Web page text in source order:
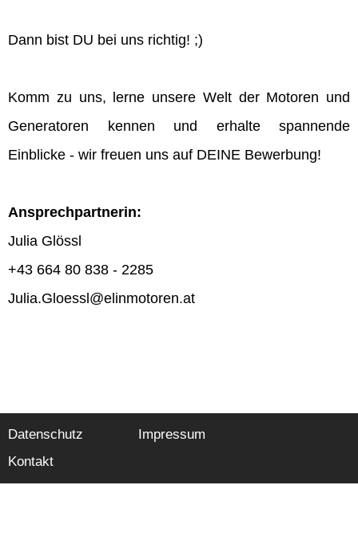
Dann bist DU bei uns richtig! ;)
Komm zu uns, lerne unsere Welt der Motoren und
Generatoren kennen und erhalte spannende
Einblicke - wir freuen uns auf DEINE Bewerbung!
Ansprechpartnerin:
Julia Glössl
+43 664 80 838 - 2285
Julia.Gloessl@elinmotoren.at
Datenschutz
Impressum
Kontakt